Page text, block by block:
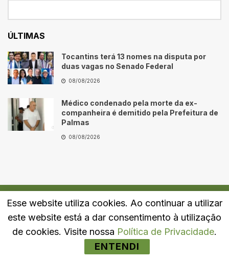
ÚLTIMAS
Tocantins terá 13 nomes na disputa por
duas vagas no Senado Federal
08/08/2026
Médico condenado pela morte da ex-
companheira é demitido pela Prefeitura de
Palmas
08/08/2026
Quem Somos Fale Conosco Política de Privacidade
Esse website utiliza cookies. Ao continuar a utilizar
este website está a dar consentimento à utilização
de cookies. Visite nossa Política de Privacidade.
ENTENDI